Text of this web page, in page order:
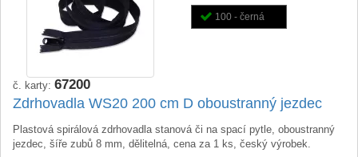
100 - černá
č. karty: 67200
Zdrhovadla WS20 200 cm D oboustranný jezdec
Plastová spirálová zdrhovadla stanová či na spací pytle, oboustranný
jezdec, šíře zubů 8 mm, dělitelná, cena za 1 ks, český výrobek.